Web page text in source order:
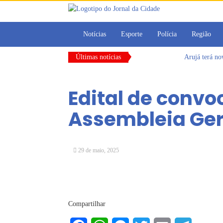
Notícias Esporte Polícia Região
Últimas notícias
Arujá terá
Dalvana
Escola do
Arujá
Edital de
Assembleia
29 de maio, 2025
Compartilhar